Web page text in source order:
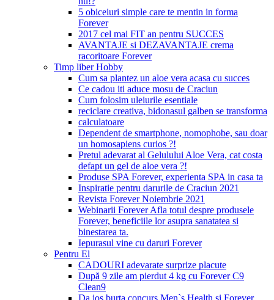
5 obiceiuri simple care te mentin in forma
Forever
2017 cel mai FIT an pentru SUCCES
AVANTAJE si DEZAVANTAJE crema
racoritoare Forever
Timp liber Hobby
Cum sa plantez un aloe vera acasa cu succes
Ce cadou iti aduce mosu de Craciun
Cum folosim uleiurile esentiale
reciclare creativa, bidonasul galben se transforma
calculatoare
Dependent de smartphone, nomophobe, sau doar
un homosapiens curios ?!
Pretul adevarat al Gelulului Aloe Vera, cat costa
defapt un gel de aloe vera ?!
Produse SPA Forever, experienta SPA in casa ta
Inspiratie pentru darurile de Craciun 2021
Revista Forever Noiembrie 2021
Webinarii Forever Afla totul despre produsele
Forever, beneficiile lor asupra sanatatea si
binestarea ta.
Iepurasul vine cu daruri Forever
Pentru El
CADOURI adevarate surprize placute
După 9 zile am pierdut 4 kg cu Forever C9
Clean9
Da jos burta concurs Men`s Health si Forever